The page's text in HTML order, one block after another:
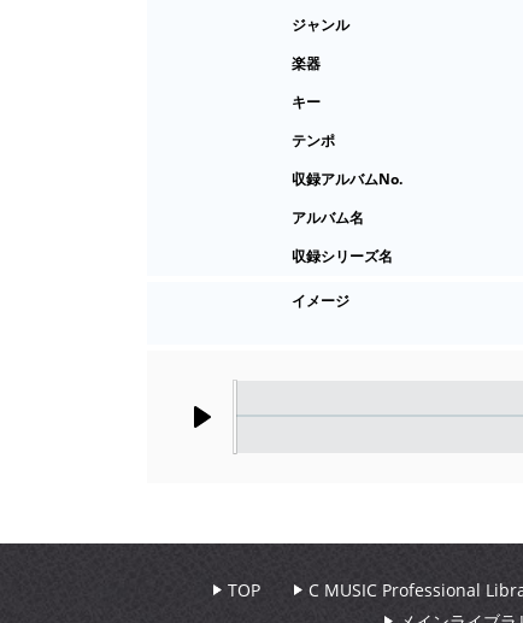
ジャンル
楽器
キー
テンポ
収録アルバムNo.
アルバム名
収録シリーズ名
イメージ
TOP C MUSIC Professional